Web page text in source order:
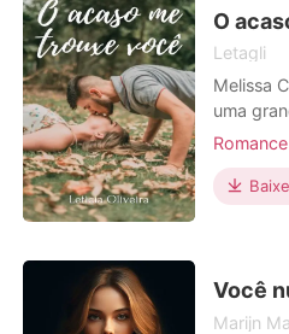
O
Letagli
Melissa
uma
Aos
com
de um
um aciden
Romance
Você
Marijn